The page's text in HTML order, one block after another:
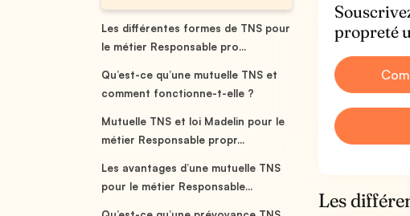
Les différentes formes de TNS pour
le métier Responsable pro...
Qu’est-ce qu’une mutuelle TNS et
comment fonctionne-t-elle ?
Mutuelle TNS et loi Madelin pour le
métier Responsable propr...
Les avantages d’une mutuelle TNS
pour le métier Responsable...
propreté
Les